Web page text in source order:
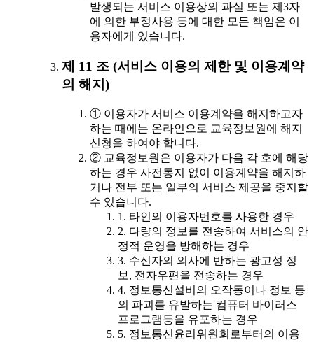
발생되는 서비스 이용상의 과실 또는 제3자
에 의한 부정사용 등에 대한 모든 책임은 이
용자에게 있습니다.
제 11 조 (서비스 이용의 제한 및 이용계약
의 해지)
① 이용자가 서비스 이용계약을 해지하고자
하는 때에는 온라인으로 교육정보원에 해지
신청을 하여야 합니다.
② 교육정보원은 이용자가 다음 각 호에 해당
하는 경우 사전통지 없이 이용계약을 해지하
거나 전부 또는 일부의 서비스 제공을 중지할
수 있습니다.
1. 타인의 이용자번호를 사용한 경우
2. 다량의 정보를 전송하여 서비스의 안
정적 운영을 방해하는 경우
3. 수신자의 의사에 반하는 광고성 정
보, 전자우편을 전송하는 경우
4. 정보통신설비의 오작동이나 정보 등
의 파괴를 유발하는 컴퓨터 바이러스
프로그램등을 유포하는 경우
5. 정보통신윤리위원회로부터의 이용